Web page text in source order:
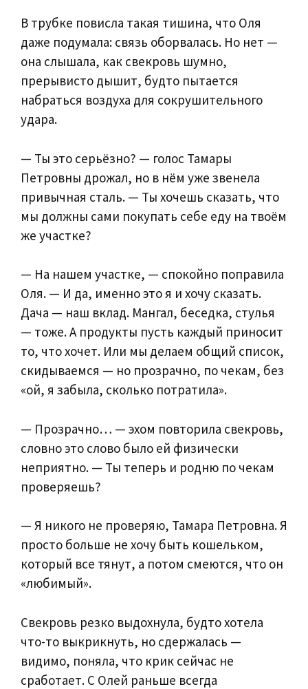
В трубке повисла такая тишина, что Оля
даже подумала: связь оборвалась. Но нет —
она слышала, как свекровь шумно,
прерывисто дышит, будто пытается
набраться воздуха для сокрушительного
удара.
— Ты это серьёзно? — голос Тамары
Петровны дрожал, но в нём уже звенела
привычная сталь. — Ты хочешь сказать, что
мы должны сами покупать себе еду на твоём
же участке?
— На нашем участке, — спокойно поправила
Оля. — И да, именно это я и хочу сказать.
Дача — наш вклад. Мангал, беседка, стулья
— тоже. А продукты пусть каждый приносит
то, что хочет. Или мы делаем общий список,
скидываемся — но прозрачно, по чекам, без
«ой, я забыла, сколько потратила».
— Прозрачно… — эхом повторила свекровь,
словно это слово было ей физически
неприятно. — Ты теперь и родню по чекам
проверяешь?
— Я никого не проверяю, Тамара Петровна. Я
просто больше не хочу быть кошельком,
который все тянут, а потом смеются, что он
«любимый».
Свекровь резко выдохнула, будто хотела
что-то выкрикнуть, но сдержалась —
видимо, поняла, что крик сейчас не
сработает. С Олей раньше всегда